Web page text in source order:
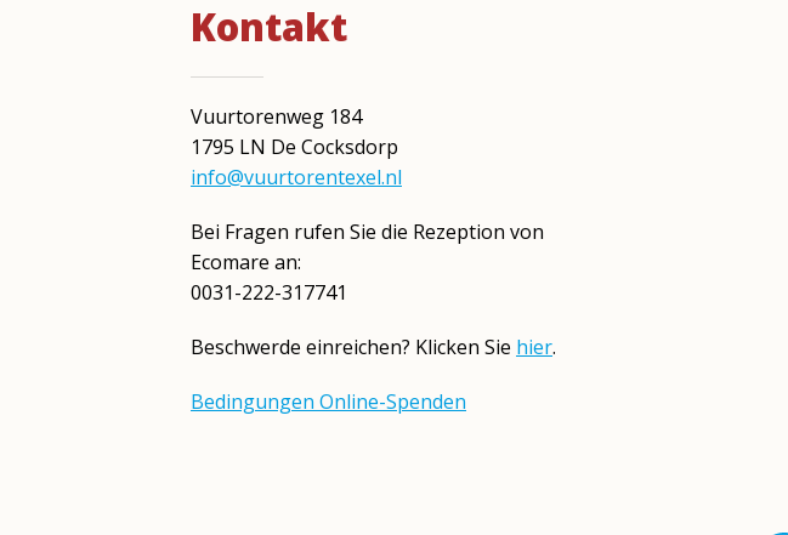
Kontakt
Vuurtorenweg 184
1795 LN De Cocksdorp
info@vuurtorentexel.nl
Bei Fragen rufen Sie die Rezeption von
Ecomare an:
0031-222-317741
Beschwerde einreichen? Klicken Sie hier.
Bedingungen Online-Spenden